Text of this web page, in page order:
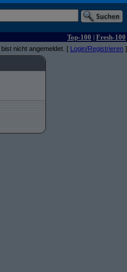
Top-100 | Fresh-100
bist nicht angemeldet. [ Login/Registrieren ]